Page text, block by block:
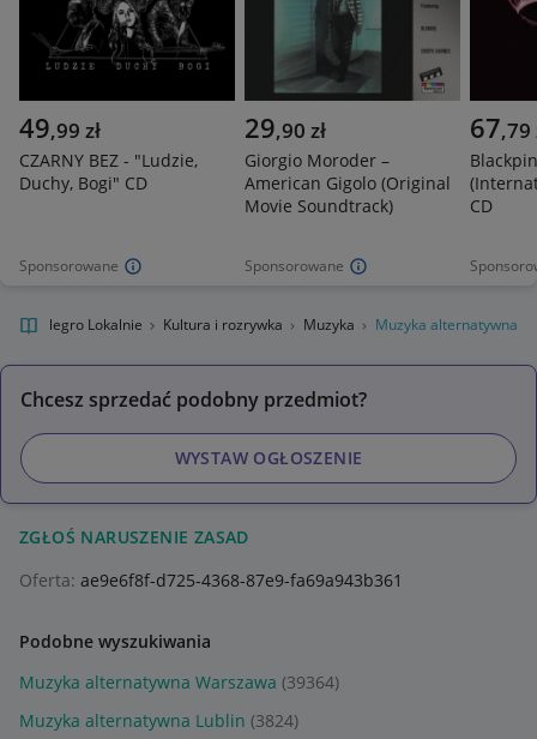
Sponsorowane
49,99 zł
CZARNY BEZ - "Ludzie,
Duchy, Bogi" CD
Sponsorowane
29,90 zł
Giorgio Moroder –
American Gigolo (Original
Movie Soundtrack)
67,79
CD
Allegro Lokalnie Kultura i rozrywka Muzyka Muzyka alternatywna
Chcesz sprzedać podobny przedmiot?
WYSTAW OGŁOSZENIE
ZGŁOŚ NARUSZENIE ZASAD
Oferta: ae9e6f8f-d725-4368-87e9-fa69a943b361
Podobne wyszukiwania
Muzyka alternatywna Warszawa (39364)
Muzyka alternatywna Lublin (3824)